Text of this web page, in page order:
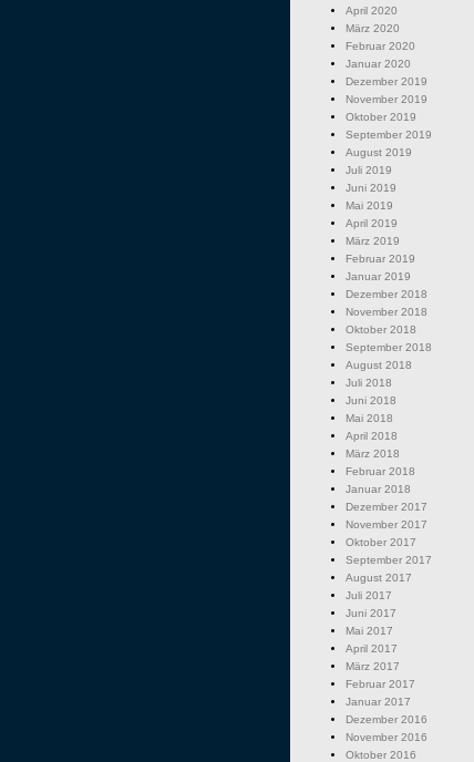
April 2020
März 2020
Februar 2020
Januar 2020
Dezember 2019
November 2019
Oktober 2019
September 2019
August 2019
Juli 2019
Juni 2019
Mai 2019
April 2019
März 2019
Februar 2019
Januar 2019
Dezember 2018
November 2018
Oktober 2018
September 2018
August 2018
Juli 2018
Juni 2018
Mai 2018
April 2018
März 2018
Februar 2018
Januar 2018
Dezember 2017
November 2017
Oktober 2017
September 2017
August 2017
Juli 2017
Juni 2017
Mai 2017
April 2017
März 2017
Februar 2017
Januar 2017
Dezember 2016
November 2016
Oktober 2016